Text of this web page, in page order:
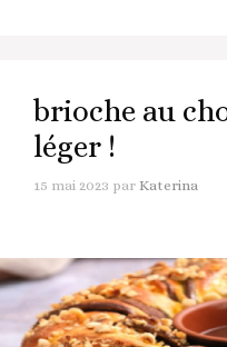
brioche au
léger !
15 mai 2023 par Katerina